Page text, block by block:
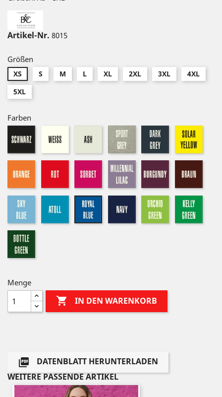
Artikel-Nr. 8015
Größen
XS S M L XL 2XL 3XL
4XL
5XL
Farben
sport
dark-
grey
sorbet
lilac
blue
atoll navy
orchid
green
Menge
 IN DEN WARENKORB

DATENBLATT HERUNTERLADEN
WEITERE PASSENDE ARTIKEL